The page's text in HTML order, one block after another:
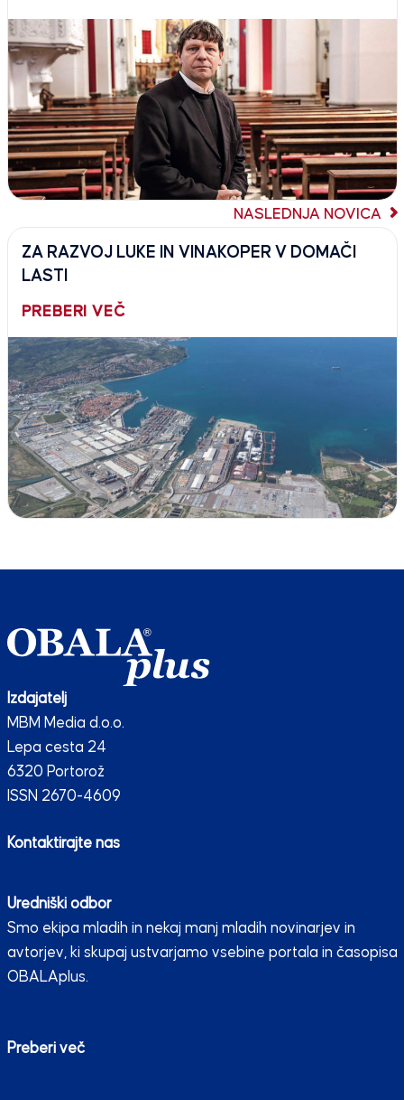
NASLEDNJA NOVICA
ZA RAZVOJ LUKE IN VINAKOPER V DOMAČI
LASTI
PREBERI VEČ
Izdajatelj
MBM Media d.o.o.
Lepa cesta 24
6320 Portorož
ISSN 2670-4609
Kontaktirajte nas
Uredniški odbor
Smo ekipa mladih in nekaj manj mladih novinarjev in
avtorjev, ki skupaj ustvarjamo vsebine portala in časopisa
OBALAplus.
Preberi več